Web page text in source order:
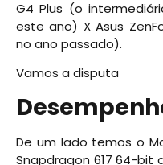
G4 Plus (o
este ano) X Asus
no ano passado).
Vamos a disputa
De um lado temos o
Snapdragon 617 64-bit